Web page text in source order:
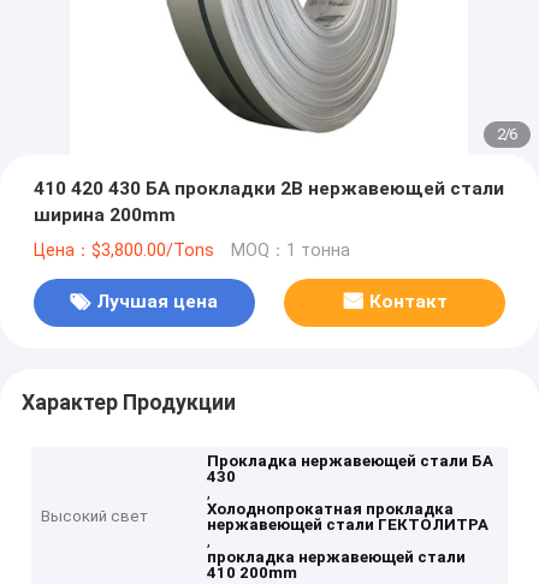
2/6
410 420 430 БА прокладки 2B нержавеющей стали
ширина 200mm
Цена：$3,800.00/Tons MOQ：1 тонна
Лучшая цена Контакт
Характер Продукции
Высокий свет
Прокладка нержавеющей стали БА
430
,
Холоднопрокатная прокладка
нержавеющей стали ГЕКТОЛИТРА
,
прокладка нержавеющей стали
410 200mm